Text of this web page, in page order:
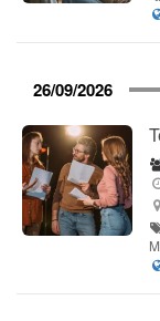
26/09/2026